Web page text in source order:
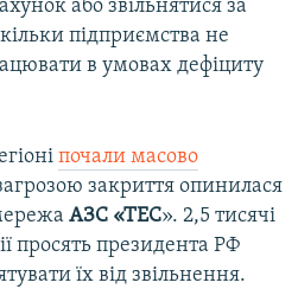
або звільнятися за
підприємства не
в умовах дефіциту
почали масово
закриття опинилася
АЗС «ТЕС». 2,5 тисячі
просять президента РФ
їх від звільнення.